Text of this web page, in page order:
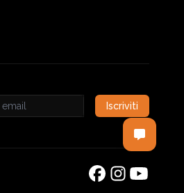
Iscriviti